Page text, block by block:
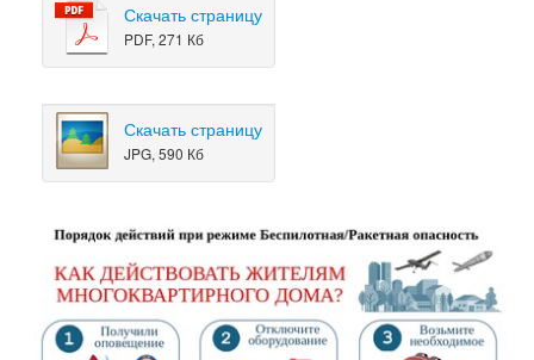
Скачать страницу
PDF, 271 Кб
Скачать страницу
JPG, 590 Кб